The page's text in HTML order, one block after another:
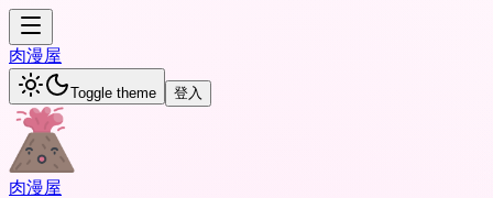
肉漫屋
Toggle theme 登入
肉漫屋